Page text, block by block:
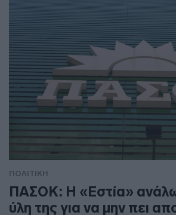
ΠΟΛΙΤΙΚΗ
ΠΑΣΟΚ: Η «Εστία»
ύλη της για να μην πει